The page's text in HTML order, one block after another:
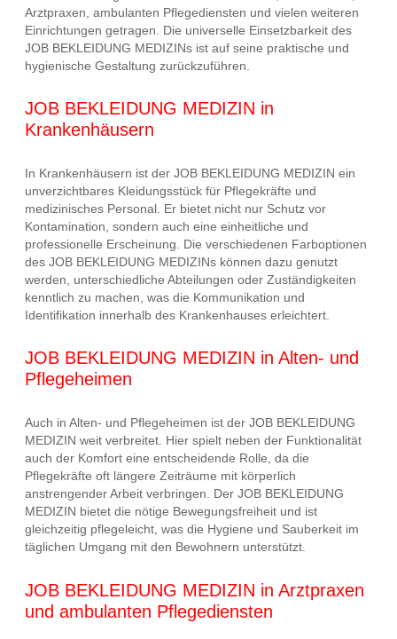
Arztpraxen, ambulanten Pflegediensten und vielen weiteren
Einrichtungen getragen. Die universelle Einsetzbarkeit des
JOB BEKLEIDUNG MEDIZINs ist auf seine praktische und
hygienische Gestaltung zurückzuführen.
JOB BEKLEIDUNG MEDIZIN in
Krankenhäusern
In Krankenhäusern ist der JOB BEKLEIDUNG MEDIZIN ein
unverzichtbares Kleidungsstück für Pflegekräfte und
medizinisches Personal. Er bietet nicht nur Schutz vor
Kontamination, sondern auch eine einheitliche und
professionelle Erscheinung. Die verschiedenen Farboptionen
des JOB BEKLEIDUNG MEDIZINs können dazu genutzt
werden, unterschiedliche Abteilungen oder Zuständigkeiten
kenntlich zu machen, was die Kommunikation und
Identifikation innerhalb des Krankenhauses erleichtert.
JOB BEKLEIDUNG MEDIZIN in Alten- und
Pflegeheimen
Auch in Alten- und Pflegeheimen ist der JOB BEKLEIDUNG
MEDIZIN weit verbreitet. Hier spielt neben der Funktionalität
auch der Komfort eine entscheidende Rolle, da die
Pflegekräfte oft längere Zeiträume mit körperlich
anstrengender Arbeit verbringen. Der JOB BEKLEIDUNG
MEDIZIN bietet die nötige Bewegungsfreiheit und ist
gleichzeitig pflegeleicht, was die Hygiene und Sauberkeit im
täglichen Umgang mit den Bewohnern unterstützt.
JOB BEKLEIDUNG MEDIZIN in Arztpraxen
und ambulanten Pflegediensten